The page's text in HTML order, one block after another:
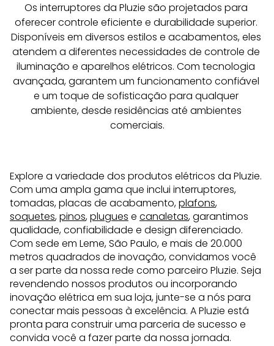
Os interruptores da Pluzie são projetados para
oferecer controle eficiente e durabilidade superior.
Disponíveis em diversos estilos e acabamentos, eles
atendem a diferentes necessidades de controle de
iluminação e aparelhos elétricos. Com tecnologia
avançada, garantem um funcionamento confiável
e um toque de sofisticação para qualquer
ambiente, desde residências até ambientes
comerciais.
Explore a variedade dos produtos elétricos da Pluzie.
Com uma ampla gama que inclui interruptores,
tomadas, placas de acabamento,plafons,
soquetes,pinos,plugues e canaletas, garantimos
qualidade, confiabilidade e design diferenciado.
Com sede em Leme, São Paulo, e mais de 20.000
metros quadrados de inovação, convidamos você
a ser parte da nossa rede como parceiro Pluzie. Seja
revendendo nossos produtos ou incorporando
inovação elétrica em sua loja, junte-se a nós para
conectar mais pessoas à excelência. A Pluzie está
pronta para construir uma parceria de sucesso e
convida você a fazer parte da nossa jornada.